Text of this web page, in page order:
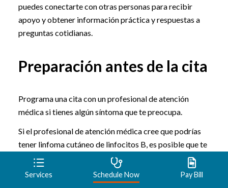
puedes conectarte con otras personas para recibir
apoyo y obtener información práctica y respuestas a
preguntas cotidianas.
Preparación antes de la cita
Programa una cita con un profesional de atención
médica si tienes algún síntoma que te preocupa.
Si el profesional de atención médica cree que podrías
tener linfoma cutáneo de linfocitos B, es posible que te
remita a un hepatólogo, que es un médico especializado
en enfermedades que afectan las células sanguíneas. Si
te diagnostican cáncer, también es posible que te
Services Schedule Now Pay Bill